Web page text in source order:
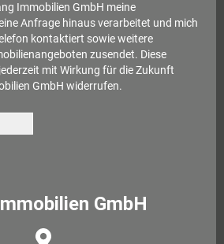
Immobilien GmbH meine
Anfrage hinaus verarbeitet und mich
kontaktiert sowie weitere
zusendet. Diese
mit Wirkung für die Zukunft
GmbH widerrufen.
GmbH